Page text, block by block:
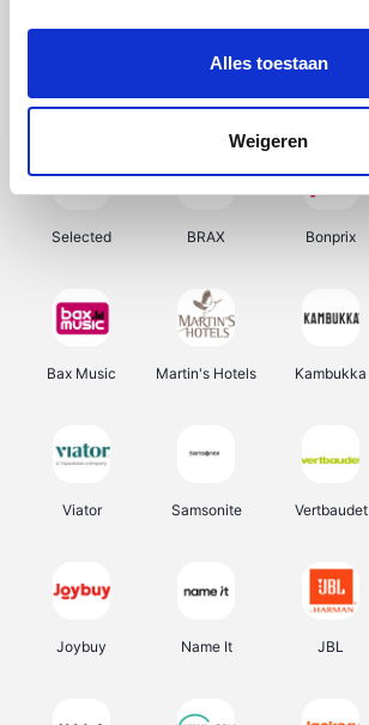
Alles toestaan
Weigeren
Samsung My Jewellery Delonghi
Selected BRAX Bonprix
Bax Music Martin's Hotels Kambukka
Viator Samsonite Vertbaudet
Joybuy Name It JBL